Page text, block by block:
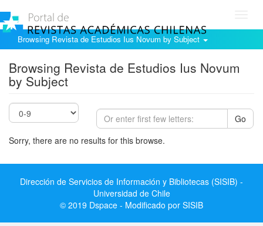
Browsing Revista de Estudios Ius Novum by Subject
Browsing Revista de Estudios Ius Novum
by Subject
Go
Sorry, there are no results for this browse.
Dirección de Servicios de Información y Bibliotecas (SISIB) -
Universidad de Chile
© 2019 Dspace - Modificado por SISIB